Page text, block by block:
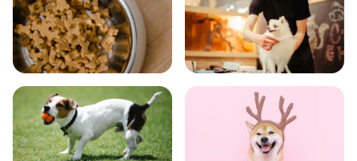
食事 お手入れ